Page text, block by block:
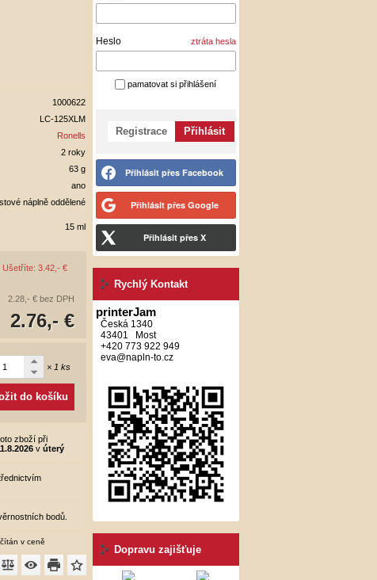
Heslo ztráta hesla
pamatovat si přihlášení
Registrace Přihlásit
Přihlásit přes Facebook
Přihlásit přes Google
Přihlásit přes X
Rychlý Kontakt
printerJam
Česká 1340
43401 Most
+420 773 922 949
eva@napln-to.cz
Dopravu zajišťuje
1000622
LC-125XLM
Ronells
2 roky
63 g
ano
náplně oddělené
15 ml
, Ušetříte: 3.42,- €
2.28,- € bez DPH
2.76,- €
× 1 ks
do košíku
zboží při
vúterý
bodů.
v ceně